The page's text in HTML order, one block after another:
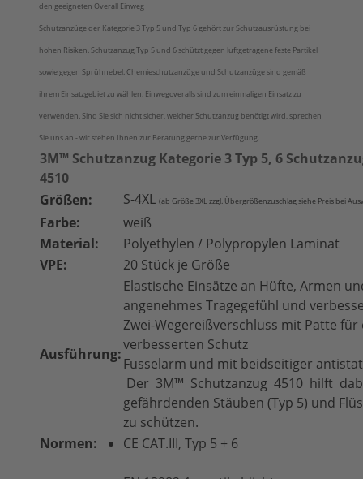
den geeigneten Overall Einweg
Schutzanzüge der Kategorie 3 Typ 5 und Typ 6 gehört zur Schutzausrüstung bei
hohen Risiken. Schutzanzug Typ 5 und 6 schützt gegen luftgetragene feste Partikel
sowie gegen Sprühnebel. Chemieschutzanzüge und Schutzanzüge sind gemäß
ihrem Einsatzgebiet zu wählen. Einwegoveralls sind zum einmaligen Einsatz zu
verwenden. Sind Sie sich nicht sicher, welcher Schutzanzug benötigt wird, sprechen
Sie uns an - wir stehen Ihnen zur Beratung gerne zur Verfügung.
3M™ Schutzanzug Kategorie 3 Typ 5, 6
4510
Größen:
S-4XL (ab Größe 3XL zzgl. Übergrößenzuschlag siehe Preis bei
Farbe:
weiß
Material:
Polyethylen / Polypropylen Laminat
VPE:
20 Stück je Größe
Ausführung:
Elastische Einsätze an Hüfte, Armen
angenehmes Tragegefühl und
Zwei-Wegereißverschluss mit Patte
verbesserten Schutz
Fusselarm und mit beidseitiger
Der 3M™ Schutzanzug 4510 hilft
gefährdenden Stäuben (Typ 5) und
zu schützen.
Normen:
CE CAT.III, Typ 5 + 6